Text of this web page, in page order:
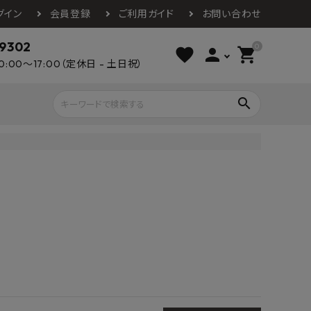
イン 会員登録 ご利用ガイド お問い合わせ
～17:00（定休日 - 土日祝） favorite person 0
shopping_cart
search